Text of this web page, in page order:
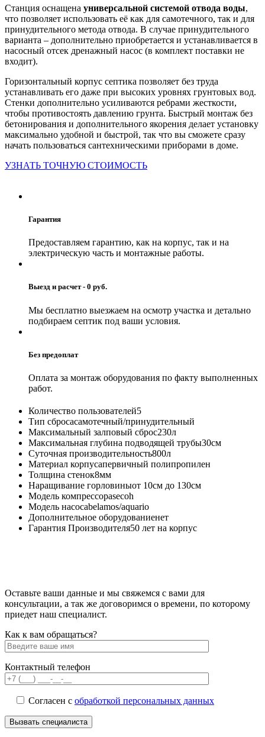
Станция оснащена универсальной системой отвода воды,
что позволяет использовать её как для самотечного, так и для
принудительного метода отвода. В случае принудительного
варианта – дополнительно приобретается и устанавливается в
насосный отсек дренажный насос (в комплект поставки не
входит).
Горизонтальный корпус септика позволяет без труда
устанавливать его даже при высоких уровнях грунтовых вод.
Стенки дополнительно усиливаются ребрами жесткости,
чтобы противостоять давлению грунта. Быстрый монтаж без
бетонирования и дополнительного якорения делает установку
максимально удобной и быстрой, так что вы сможете сразу
начать пользоваться сантехническими приборами в доме.
УЗНАТЬ ТОЧНУЮ СТОИМОСТЬ
Гарантия
Предоставляем гарантию, как на корпус, так и на
электрическую часть и монтажные работы.
Выезд и расчет - 0 руб.
Мы бесплатно выезжаем на осмотр участка и детально
подбираем септик под ваши условия.
Без предоплат
Оплата за монтаж оборудования по факту выполненных
работ.
Количество пользователей5
Тип сбросасамотечный/принудительный
Максимальный залповый сброс230л
Максимальная глубина подводящей трубы30см
Суточная производительность800л
Материал корпусапервичный полипропилен
Толщина стенок8мм
Наращивание горловиныот 10см до 130см
Модель компрессораsecoh
Модель насосаbelamos/aquario
Дополнительное оборудованиенет
Гарантия Производителя50 лет на корпус
Оставьте ваши данные и мы свяжемся с вами для
консультации, а так же договоримся о времени, по которому
приедет наш специалист.
Как к вам обращаться?
Контактный телефон
Согласен с обработкой персональных данных